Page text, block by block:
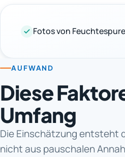
Fotos von
AUFWAND
Diese
Umfang
Die Einschätzung entsteht
nicht aus pauschalen